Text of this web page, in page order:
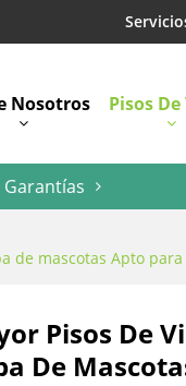
Nosotros Pisos
Garantías
mascotas Apto
Pisos De
De